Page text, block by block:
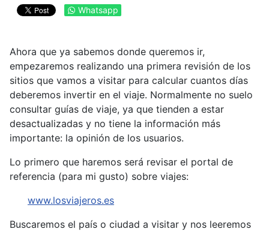
Whatsapp
Ahora que ya sabemos donde queremos ir,
empezaremos realizando una primera revisión de los
sitios que vamos a visitar para calcular cuantos días
deberemos invertir en el viaje. Normalmente no suelo
consultar guías de viaje, ya que tienden a estar
desactualizadas y no tiene la información más
importante: la opinión de los usuarios.
Lo primero que haremos será revisar el portal de
referencia (para mi gusto) sobre viajes:
www.losviajeros.es
Buscaremos el país o ciudad a visitar y nos leeremos